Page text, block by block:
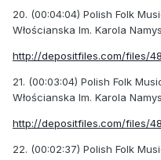
20. (00:04:04) Polish Folk
Włościanska Im. Karola
http://depositfiles.com/files/
21. (00:03:04) Polish Folk
Włościanska Im. Karola
http://depositfiles.com/files/
22. (00:02:37) Polish Folk